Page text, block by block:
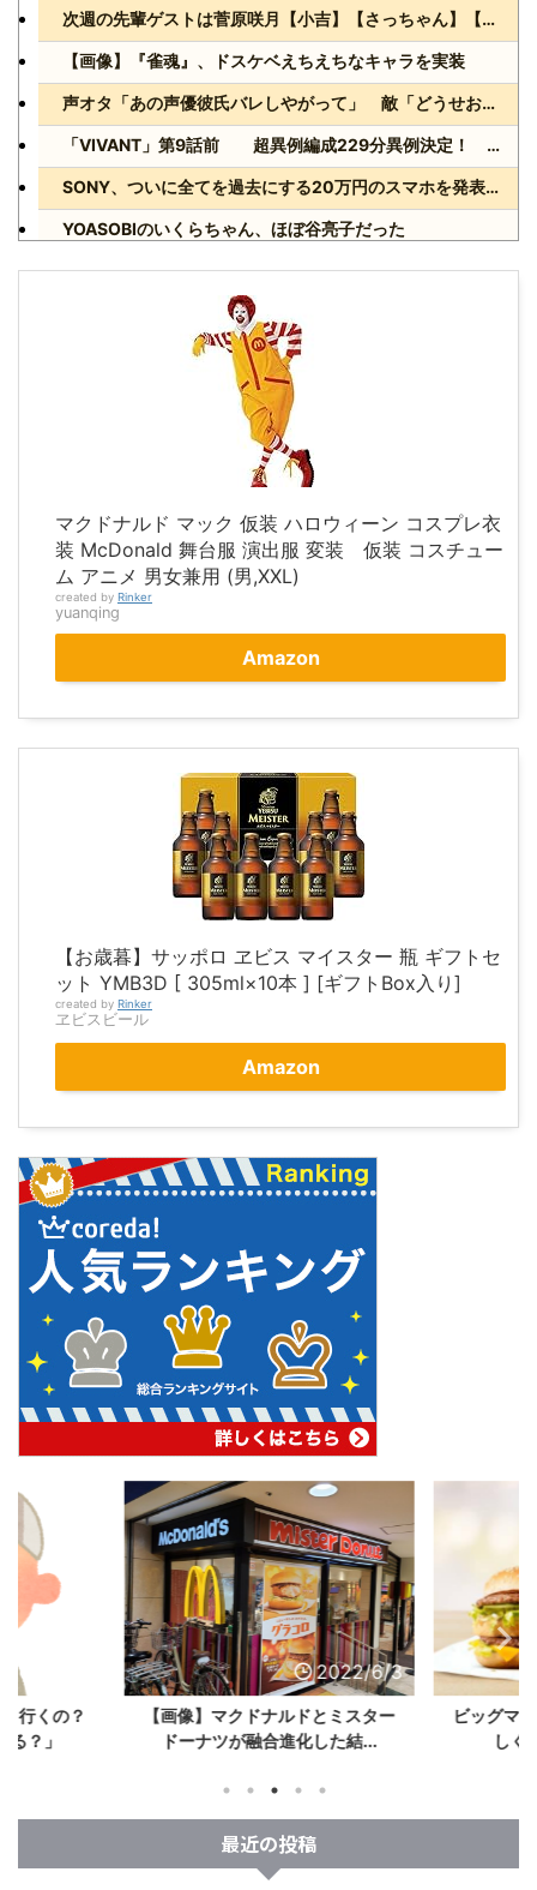
次週の先輩ゲストは菅原咲月【小吉】【さっちゃん】【乃木坂スター誕生！SIX】【乃木坂46】
【画像】『雀魂』、ドスケベえちえちなキャラを実装
声オタ「あの声優彼氏バレしやがって」 敵「どうせお前とは付き合えないのにｗ」←これ
「VIVANT」第9話前 超異例編成229分異例決定！ 気になる「裏の裏」黒須（松坂桃李）飛び交う考察
SONY、ついに全てを過去にする20万円のスマホを発表wwww
YOASOBIのいくらちゃん、ほぼ谷亮子だった
マクドナルド マック 仮装 ハロウィーン コスプレ衣
装 McDonald 舞台服 演出服 変装 仮装 コスチュー
ム アニメ 男女兼用 (男,XXL)
created by Rinker
yuanqing
Amazon
【お歳暮】サッポロ ヱビス マイスター 瓶 ギフトセ
ット YMB3D [ 305ml×10本 ] [ギフトBox入り]
created by Rinker
ヱビスビール
Amazon
2022/6/3
行くの？
る？」
2022/6/3
【画像】マクドナルドとミスター
ドーナツが融合進化した結...
ビッグマ
しく
最近の投稿